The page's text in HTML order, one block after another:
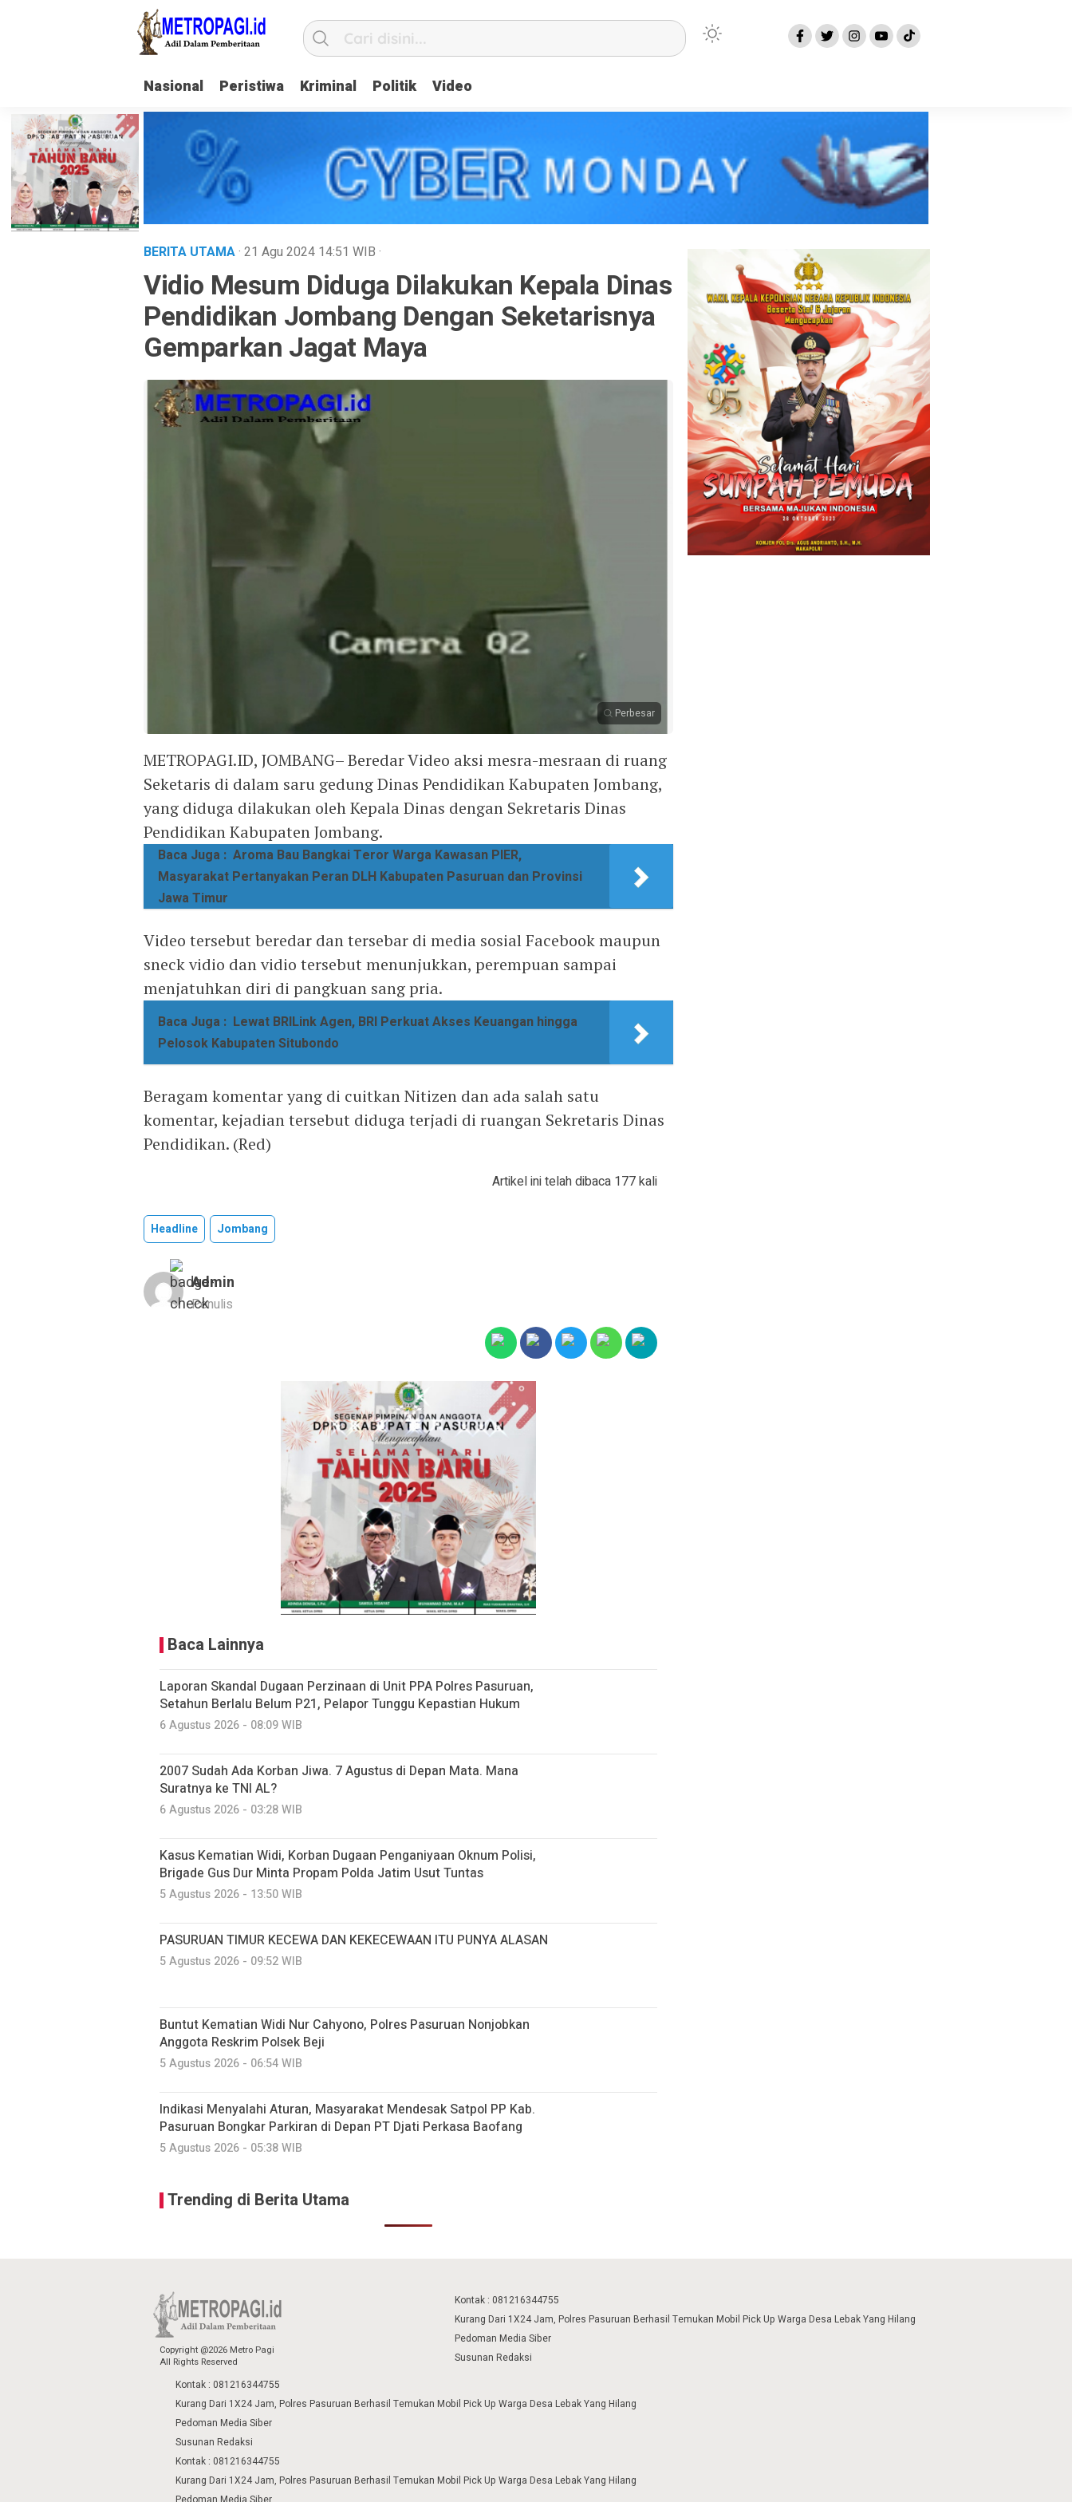
Nasional Peristiwa Kriminal Politik Video
BERITA UTAMA· 21 Agu 2024 14:51 WIB ·
Vidio Mesum Diduga Dilakukan Kepala Dinas
Pendidikan Jombang Dengan Seketarisnya
Gemparkan Jagat Maya
Perbesar
METROPAGI.ID, JOMBANG– Beredar Video aksi mesra-mesraan di ruang
Seketaris di dalam saru gedung Dinas Pendidikan Kabupaten Jombang,
yang diduga dilakukan oleh Kepala Dinas dengan Sekretaris Dinas
Pendidikan Kabupaten Jombang.
Baca Juga : Aroma Bau Bangkai Teror Warga Kawasan PIER,
Masyarakat Pertanyakan Peran DLH Kabupaten Pasuruan dan Provinsi
Jawa Timur
Video tersebut beredar dan tersebar di media sosial Facebook maupun
sneck vidio dan vidio tersebut menunjukkan, perempuan sampai
menjatuhkan diri di pangkuan sang pria.
Baca Juga : Lewat BRILink Agen, BRI Perkuat Akses Keuangan hingga
Pelosok Kabupaten Situbondo
Beragam komentar yang di cuitkan Nitizen dan ada salah satu
komentar, kejadian tersebut diduga terjadi di ruangan Sekretaris Dinas
Pendidikan. (Red)
Artikel ini telah dibaca 177 kali
Headline Jombang
Admin
Penulis
Baca Lainnya
Laporan Skandal Dugaan Perzinaan di Unit PPA Polres Pasuruan,
Setahun Berlalu Belum P21, Pelapor Tunggu Kepastian Hukum
6 Agustus 2026 - 08:09 WIB
2007 Sudah Ada Korban Jiwa. 7 Agustus di Depan Mata. Mana
Suratnya ke TNI AL?
6 Agustus 2026 - 03:28 WIB
Kasus Kematian Widi, Korban Dugaan Penganiyaan Oknum Polisi,
Brigade Gus Dur Minta Propam Polda Jatim Usut Tuntas
5 Agustus 2026 - 13:50 WIB
PASURUAN TIMUR KECEWA DAN KEKECEWAAN ITU PUNYA ALASAN
5 Agustus 2026 - 09:52 WIB
Buntut Kematian Widi Nur Cahyono, Polres Pasuruan Nonjobkan
Anggota Reskrim Polsek Beji
5 Agustus 2026 - 06:54 WIB
Indikasi Menyalahi Aturan, Masyarakat Mendesak Satpol PP Kab.
Pasuruan Bongkar Parkiran di Depan PT Djati Perkasa Baofang
5 Agustus 2026 - 05:38 WIB
Trending di Berita Utama
Copyright @2026 Metro Pagi
All Rights Reserved
Kontak : 081216344755
Kurang Dari 1X24 Jam, Polres Pasuruan Berhasil Temukan Mobil Pick Up Warga Desa Lebak Yang Hilang
Pedoman Media Siber
Susunan Redaksi
Kontak : 081216344755
Kurang Dari 1X24 Jam, Polres Pasuruan Berhasil Temukan Mobil Pick Up Warga Desa Lebak Yang Hilang
Pedoman Media Siber
Susunan Redaksi
Kontak : 081216344755
Kurang Dari 1X24 Jam, Polres Pasuruan Berhasil Temukan Mobil Pick Up Warga Desa Lebak Yang Hilang